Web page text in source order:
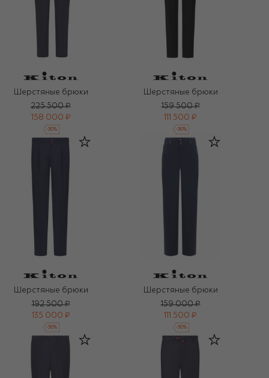
Шерстяные брюки
225 500 ₽
158 000 ₽
-30%
Шерстяные брюки
159 500 ₽
111 500 ₽
-30%
Шерстяные брюки
192 500 ₽
135 000 ₽
-30%
Шерстяные брюки
159 000 ₽
111 500 ₽
-30%